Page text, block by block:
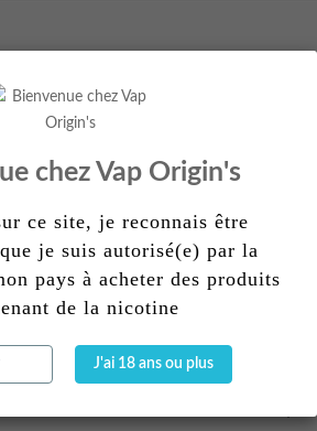
chez Vap Origin's
ce site, je reconnais être
je suis autorisé(e) par la
pays à acheter des produits
de la nicotine
J'ai 18 ans ou plus